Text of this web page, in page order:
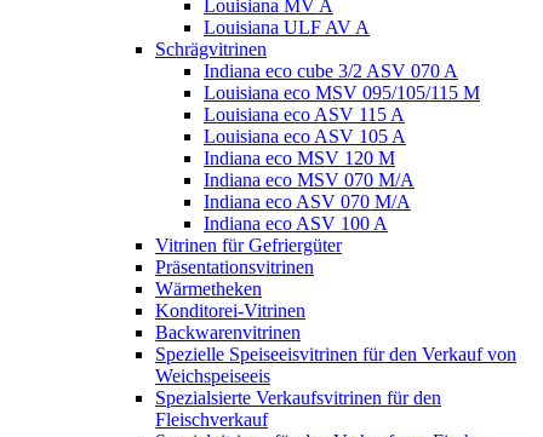
Louisiana MV A
Louisiana ULF AV A
Schrägvitrinen
Indiana eco cube 3/2 ASV 070 A
Louisiana eco MSV 095/105/115 M
Louisiana eco ASV 115 A
Louisiana eco ASV 105 A
Indiana eco MSV 120 M
Indiana eco MSV 070 M/A
Indiana eco ASV 070 M/A
Indiana eco ASV 100 A
Vitrinen für Gefriergüter
Präsentationsvitrinen
Wärmetheken
Konditorei-Vitrinen
Backwarenvitrinen
Spezielle Speiseeisvitrinen für den Verkauf von
Weichspeiseeis
Spezialsierte Verkaufsvitrinen für den
Fleischverkauf